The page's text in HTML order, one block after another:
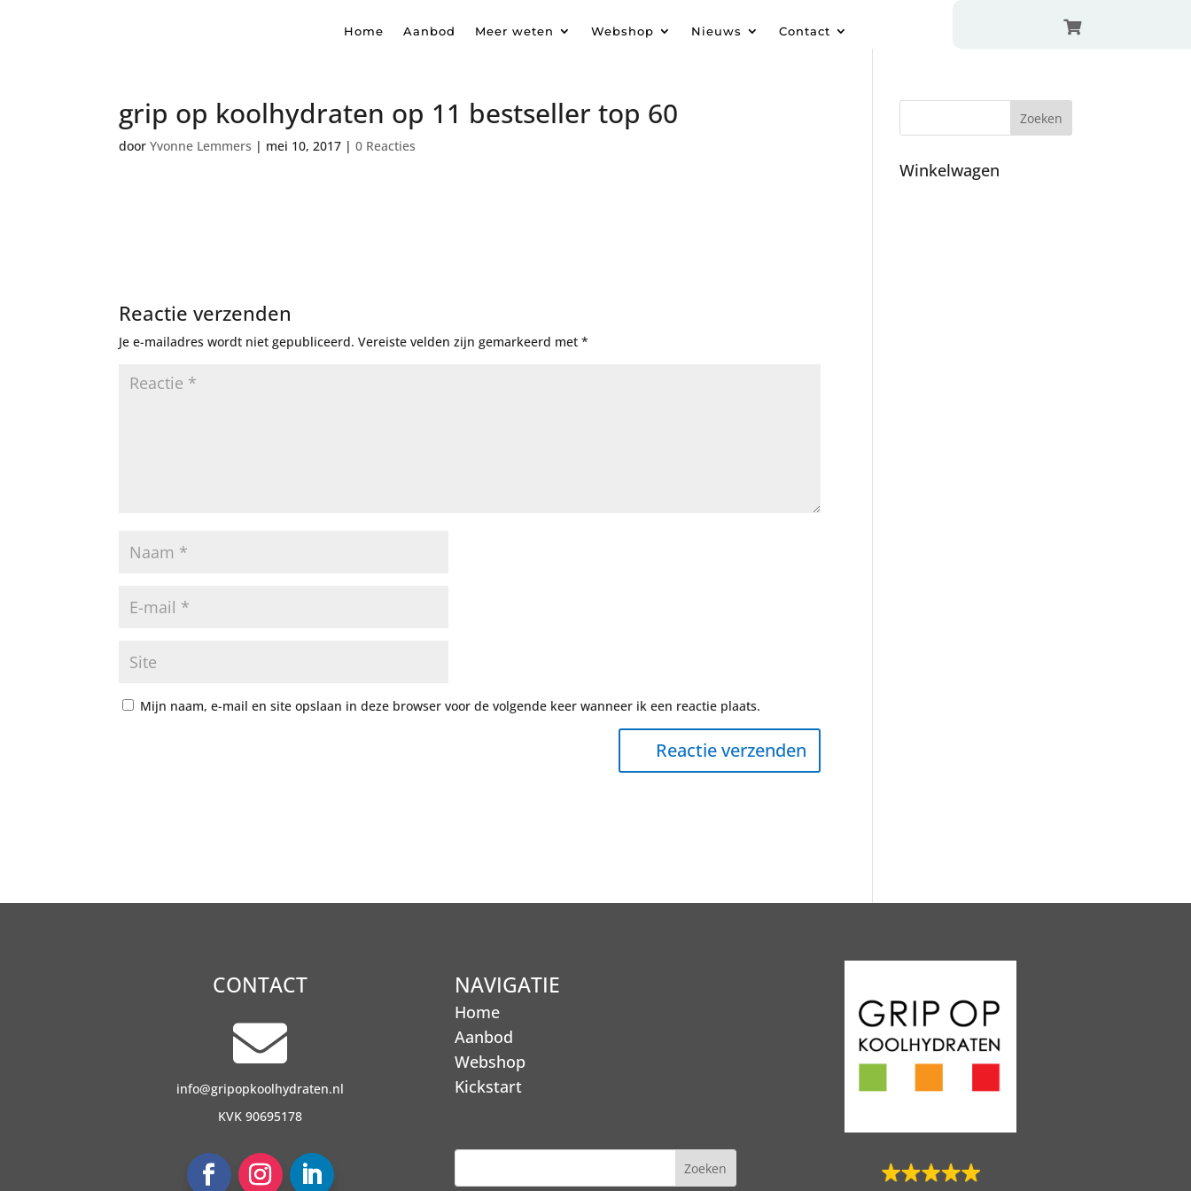
Home Aanbod Meer weten Webshop Nieuws Contact 
grip op koolhydraten op 11 bestseller top 60
doorYvonne Lemmers | mei 10, 2017 |0 Reacties
Reactie verzenden
Je e-mailadres wordt niet gepubliceerd. Vereiste velden zijn gemarkeerd met*
Mijn naam, e-mail en site opslaan in deze browser voor de volgende keer wanneer ik een reactie plaats.
Winkelwagen
CONTACT

info@gripopkoolhydraten.nl
KVK 90695178
NAVIGATIE
Home
Aanbod
Webshop
Kickstart